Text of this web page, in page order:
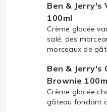
Ben & Jerry's
100ml
Crème glacée
salé, des
morceaux de
Ben & Jerry's
Brownie
Crème glacée
gâteau fondant